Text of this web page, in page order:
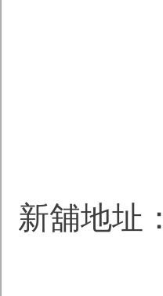
新舖地址